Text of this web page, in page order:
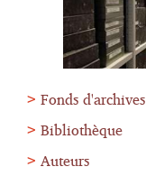
Fonds d'archives
Bibliothèque
Auteurs